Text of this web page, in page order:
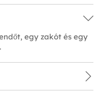
egy zakót és egy